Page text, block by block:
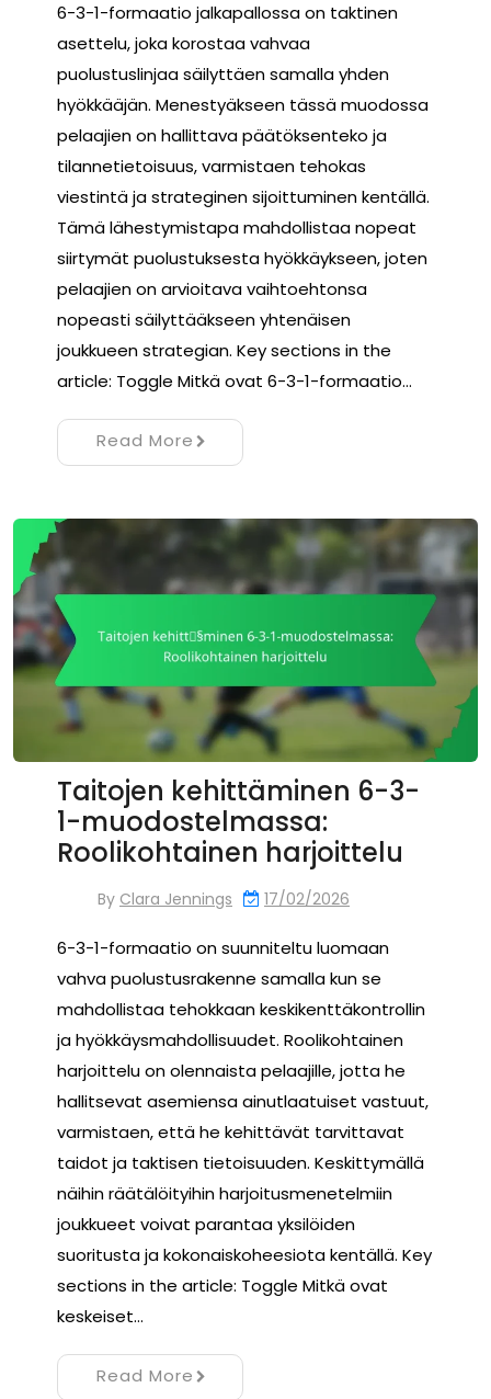
6-3-1-formaatio jalkapallossa on taktinen
asettelu, joka korostaa vahvaa
puolustuslinjaa säilyttäen samalla yhden
hyökkääjän. Menestyäkseen tässä muodossa
pelaajien on hallittava päätöksenteko ja
tilannetietoisuus, varmistaen tehokas
viestintä ja strateginen sijoittuminen kentällä.
Tämä lähestymistapa mahdollistaa nopeat
siirtymät puolustuksesta hyökkäykseen, joten
pelaajien on arvioitava vaihtoehtonsa
nopeasti säilyttääkseen yhtenäisen
joukkueen strategian. Key sections in the
article: Toggle Mitkä ovat 6-3-1-formaatio…
Read More
Taitojen kehittäminen 6-3-
1-muodostelmassa:
Roolikohtainen harjoittelu
By Clara Jennings 17/02/2026
6-3-1-formaatio on suunniteltu luomaan
vahva puolustusrakenne samalla kun se
mahdollistaa tehokkaan keskikenttäkontrollin
ja hyökkäysmahdollisuudet. Roolikohtainen
harjoittelu on olennaista pelaajille, jotta he
hallitsevat asemiensa ainutlaatuiset vastuut,
varmistaen, että he kehittävät tarvittavat
taidot ja taktisen tietoisuuden. Keskittymällä
näihin räätälöityihin harjoitusmenetelmiin
joukkueet voivat parantaa yksilöiden
suoritusta ja kokonaiskoheesiota kentällä. Key
sections in the article: Toggle Mitkä ovat
keskeiset…
Read More